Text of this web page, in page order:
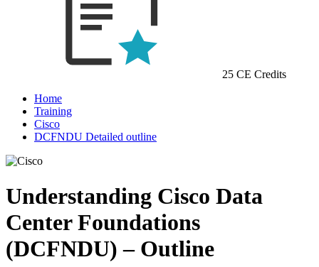
25 CE Credits
Home
Training
Cisco
DCFNDU Detailed outline
Understanding Cisco Data
Center Foundations
(DCFNDU) – Outline